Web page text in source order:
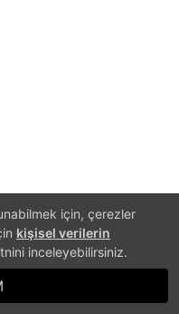
için, çerezler
kişisel verilerin
inceleyebilirsiniz.